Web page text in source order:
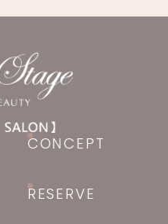
CONCEPT
RESERVE